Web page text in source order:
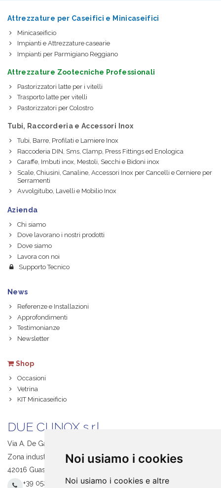
Noi usiamo i cookies
Noi usiamo i cookies e altre
Attrezzature per Caseifici e Minicaseifici
Minicaseificio
Impianti e Attrezzature casearie
Impianti per Parmigiano Reggiano
Attrezzature Zootecniche Professionali
Pastorizzatori latte per i vitelli
Trasporto latte per vitelli
Pastorizzatori per Colostro
Tubi, Raccorderia e Accessori Inox
Tubi, Barre, Profilati e Lamiere Inox
Raccoderia DIN, Sms, Clamp, Press Fittings ed Enologica
Caraffe, Imbuti inox, Mestoli, Secchi e Bidoni inox
Scale, Chiusini, Canaline, Accessori Inox per Cancelli e Cerniere per
Serramenti
Avvolgitubo, Lavelli e Mobilio Inox
Azienda
Chi siamo
Dove lavorano i nostri prodotti
Dove siamo
Lavora con noi
Supporto Tecnico
News
Referenze e Installazioni
Approfondimenti
Testimonianze
Newsletter
Shop
Occasioni
Vetrina
KIT Minicaseificio
DUE CI INOX s.r.l.
Via A. De Gasperi, 1
Zona industriale S. Giacomo
42016 Guastalla (RE) Italy
+39 0522 831205